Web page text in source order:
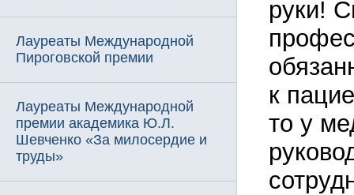
Лауреаты Международной
Пироговской премии
Лауреаты Международной
премии академика Ю.Л.
Шевченко «За милосердие и
труды»
руки!
к
то у